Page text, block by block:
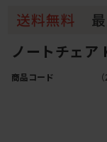
ノートチェ
商品コード